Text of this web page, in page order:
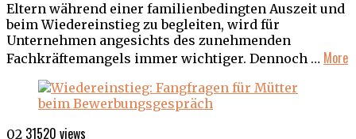
Eltern während einer familienbedingten Auszeit und
beim Wiedereinstieg zu begleiten, wird für
Unternehmen angesichts des zunehmenden
Fachkräftemangels immer wichtiger. Dennoch … More
02 31520 views